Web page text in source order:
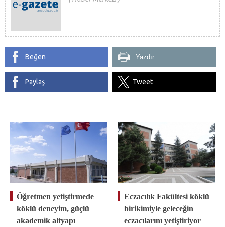
Beğen Yazdır
Paylaş Tweet
Öğretmen yetiştirmede
köklü deneyim, güçlü
akademik altyapı
Eczacılık Fakültesi köklü
birikimiyle geleceğin
eczacılarını yetiştiriyor